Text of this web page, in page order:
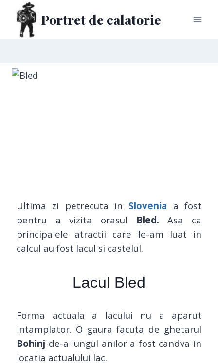
Portret de calatorie
Ultima zi petrecuta in Slovenia a fost
pentru a vizita orasul Bled. Asa ca
principalele atractii care le-am luat in
calcul au fost lacul si castelul.
Lacul Bled
Forma actuala a lacului nu a aparut
intamplator. O gaura facuta de ghetarul
Bohinj de-a lungul anilor a fost candva in
locatia actualului lac.